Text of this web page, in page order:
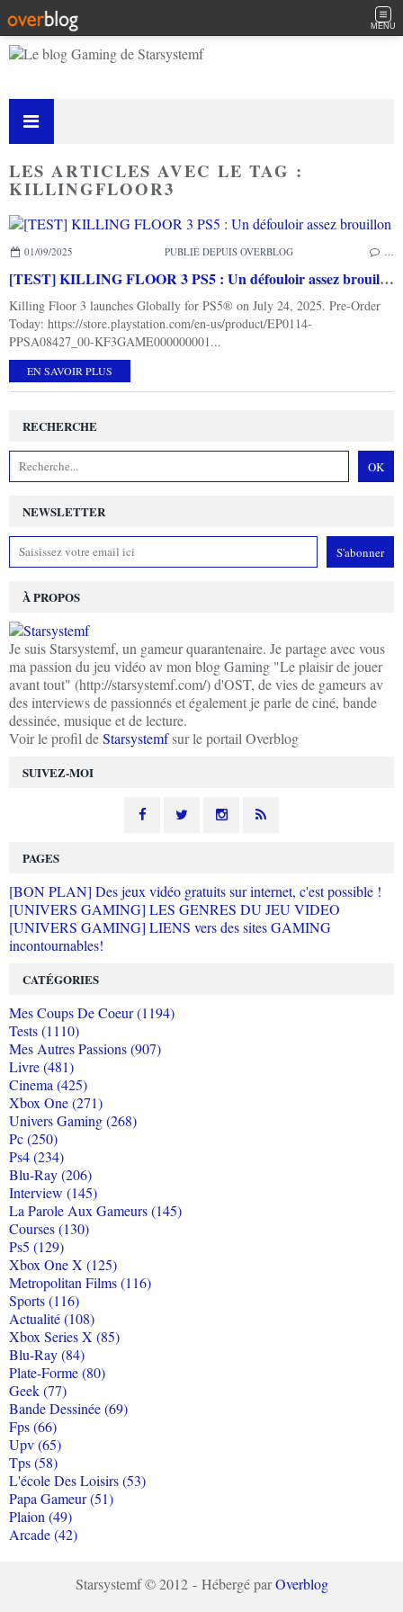
MENU
LES ARTICLES AVEC LE TAG :
KILLINGFLOOR3
01/09/2025 PUBLIÉ DEPUIS OVERBLOG
[TEST] KILLING FLOOR 3 PS5 : Un défouloir assez brouillon
Killing Floor 3 launches Globally for PS5® on July 24, 2025. Pre-Order
Today: https://store.playstation.com/en-us/product/EP0114-
PPSA08427_00-KF3GAME000000001...
EN SAVOIR PLUS
NEWSLETTER
SUIVEZ-MOI
RECHERCHE
À PROPOS
Je suis Starsystemf, un gameur quarantenaire. Je partage avec vous
ma passion du jeu vidéo av mon blog Gaming "Le plaisir de jouer
avant tout" (http://starsystemf.com/) d'OST, de vies de gameurs av
des interviews de passionnés et également je parle de ciné, bande
dessinée, musique et de lecture.
Voir le profil deStarsystemfsur le portail Overblog
PAGES
[BON PLAN] Des jeux vidéo gratuits sur internet, c'est possible !
[UNIVERS GAMING] LES GENRES DU JEU VIDEO
[UNIVERS GAMING] LIENS vers des sites GAMING
incontournables!
CATÉGORIES
Mes Coups De Coeur (1194)
Tests (1110)
Mes Autres Passions (907)
Livre (481)
Cinema (425)
Xbox One (271)
Univers Gaming (268)
Pc (250)
Ps4 (234)
Blu-Ray (206)
Interview (145)
La Parole Aux Gameurs (145)
Courses (130)
Ps5 (129)
Xbox One X (125)
Metropolitan Films (116)
Sports (116)
Actualité (108)
Xbox Series X (85)
Blu-Ray (84)
Plate-Forme (80)
Geek (77)
Bande Dessinée (69)
Fps (66)
Upv (65)
Tps (58)
L'école Des Loisirs (53)
Papa Gameur (51)
Plaion (49)
Arcade (42)
Starsystemf © 2012 - Hébergé parOverblog